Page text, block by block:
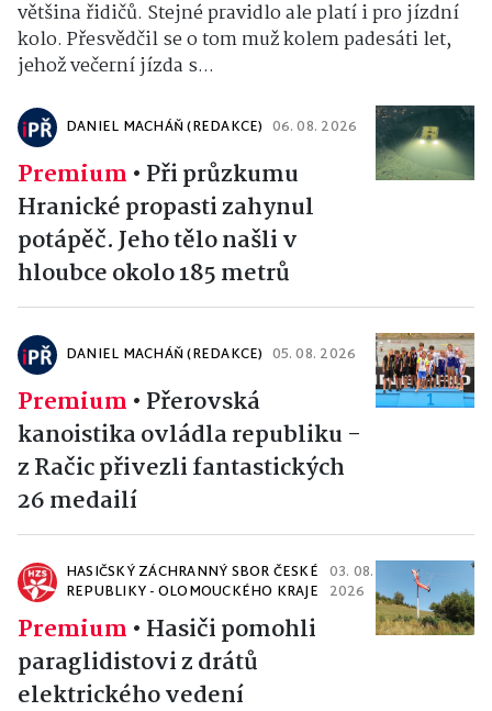
většina řidičů. Stejné pravidlo ale platí i pro jízdní
kolo. Přesvědčil se o tom muž kolem padesáti let,
jehož večerní jízda s...
DANIEL MACHÁŇ (REDAKCE) 06. 08. 2026
Premium • Při průzkumu
Hranické propasti zahynul
potápěč. Jeho tělo našli v
hloubce okolo 185 metrů
DANIEL MACHÁŇ (REDAKCE) 05. 08. 2026
Premium • Přerovská
kanoistika ovládla republiku -
z Račic přivezli fantastických
26 medailí
HASIČSKÝ ZÁCHRANNÝ SBOR ČESKÉ
REPUBLIKY - OLOMOUCKÉHO KRAJE
03. 08.
2026
Premium • Hasiči pomohli
paraglidistovi z drátů
elektrického vedení